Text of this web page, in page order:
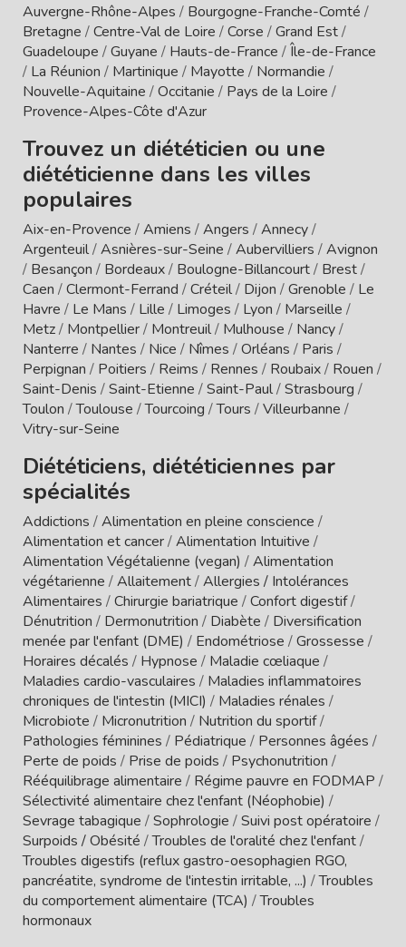
Auvergne-Rhône-Alpes / Bourgogne-Franche-Comté /
Bretagne /Centre-Val de Loire /Corse /Grand Est/
Guadeloupe /Guyane / Hauts-de-France /Île-de-France
/ La Réunion / Martinique / Mayotte / Normandie /
Nouvelle-Aquitaine /Occitanie / Pays de la Loire /
Provence-Alpes-Côte d'Azur
Trouvez un diététicien ou une
diététicienne dans les villes
populaires
Aix-en-Provence /Amiens /Angers /Annecy/
Argenteuil/Asnières-sur-Seine /Aubervilliers /Avignon
/ Besançon / Bordeaux/ Boulogne-Billancourt/ Brest/
Caen /Clermont-Ferrand /Créteil/ Dijon /Grenoble / Le
Havre / Le Mans / Lille / Limoges / Lyon / Marseille /
Metz/ Montpellier/ Montreuil/ Mulhouse / Nancy/
Nanterre / Nantes / Nice / Nîmes /Orléans / Paris /
Perpignan / Poitiers / Reims / Rennes / Roubaix/ Rouen /
Saint-Denis /Saint-Etienne /Saint-Paul/Strasbourg /
Toulon /Toulouse /Tourcoing /Tours /Villeurbanne /
Vitry-sur-Seine
Diététiciens, diététiciennes par
spécialités
Addictions /Alimentation en pleine conscience /
Alimentation et cancer/Alimentation Intuitive /
Alimentation Végétalienne (vegan) /Alimentation
végétarienne /Allaitement/Allergies / Intolérances
Alimentaires /Chirurgie bariatrique /Confort digestif/
Dénutrition / Dermonutrition / Diabète / Diversification
menée par l'enfant (DME) / Endométriose /Grossesse /
Horaires décalés / Hypnose / Maladie cœliaque /
Maladies cardio-vasculaires / Maladies inflammatoires
chroniques de l'intestin (MICI) / Maladies rénales /
Microbiote / Micronutrition / Nutrition du sportif/
Pathologies féminines / Pédiatrique / Personnes âgées /
Perte de poids / Prise de poids / Psychonutrition /
Rééquilibrage alimentaire / Régime pauvre en FODMAP /
Sélectivité alimentaire chez l'enfant (Néophobie) /
Sevrage tabagique /Sophrologie /Suivi post opératoire /
Surpoids / Obésité /Troubles de l'oralité chez l'enfant/
Troubles digestifs (reflux gastro-oesophagien RGO,
pancréatite, syndrome de l'intestin irritable, ...) /Troubles
du comportement alimentaire (TCA) /Troubles
hormonaux